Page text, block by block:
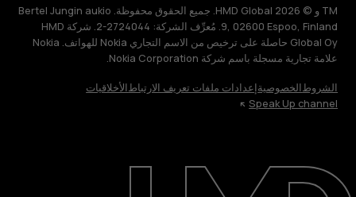
حول
TM و © 2026 HMD Global. جميع الحقوق محفوظة. Bertel Jungin aukio
9, 02600 Espoo, Finland. مُعرِّف الشركة: 2724044-2. شركة HMD
Global Oy حاصلة على ترخيص من الاسم التجاري Nokia للهواتف. Nokia
علامة تجارية مسجلة باسم شركة Nokia Corporation.
الشروطالخصوصيةإعدادات ملفات تعريف الارتباطالأخلاقيات
Speak Up channel